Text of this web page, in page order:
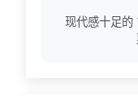
现代感十足的